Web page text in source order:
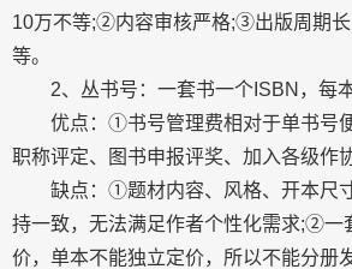
10万不等;②内容审核严格;③出版周期长
等。
2、丛书号：一套书一个ISBN，每
优点：①书号管理费相对于单书号
职称评定、图书申报评奖、加入各级作
缺点：①题材内容、风格、开本尺
持一致，无法满足作者个性化需求;②一
价，单本不能独立定价，所以不能分册